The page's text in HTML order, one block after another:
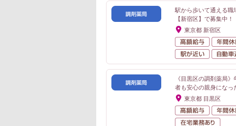
駅から歩いて通える職
【新宿区】で募集中！
東京都 新宿区
高額給与
駅が近い
《目黒区の調剤薬局
者も安心の親身になっ
東京都 目黒区
高額給与